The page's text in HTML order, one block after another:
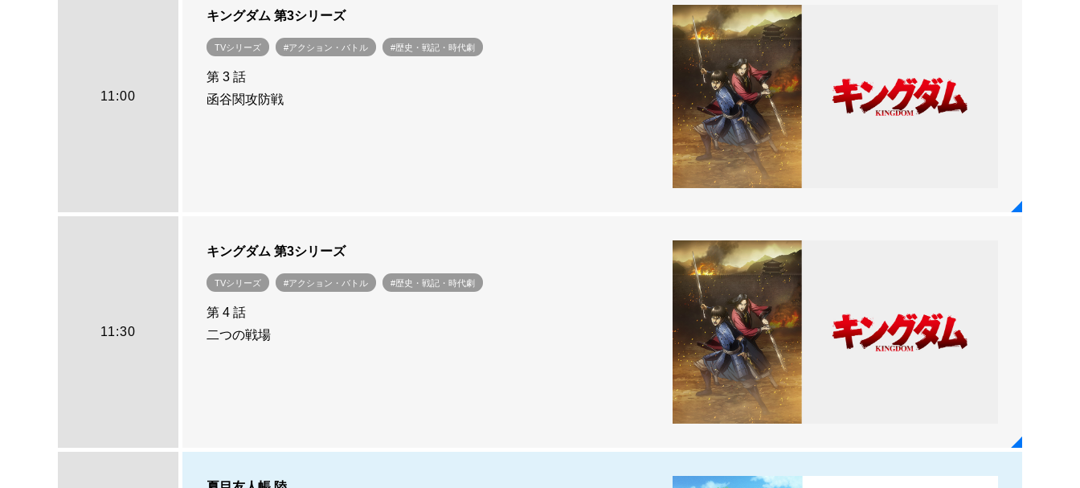
11:00
キングダム 第3シリーズ
TVシリーズ #アクション・バトル #歴史・戦記・時代劇
第 3 話
函谷関攻防戦
11:30
キングダム 第3シリーズ
TVシリーズ #アクション・バトル #歴史・戦記・時代劇
第 4 話
二つの戦場